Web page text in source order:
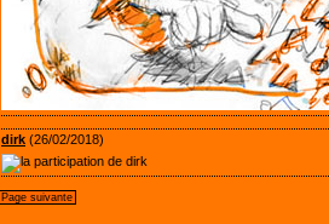
dirk (26/02/2018)
Page suivante